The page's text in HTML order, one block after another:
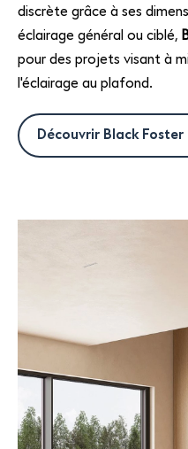
discrète grâce à ses
éclairage général ou ciblé,
pour des projets visant à
l'éclairage au plafond.
Découvrir Black Foster